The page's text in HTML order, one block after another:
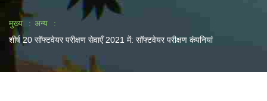
मुख्य
अन्य
शीर्ष 20 सॉफ्टवेयर परीक्षण सेवाएँ 2021 में: सॉफ्टवेयर परीक्षण कंपनियां